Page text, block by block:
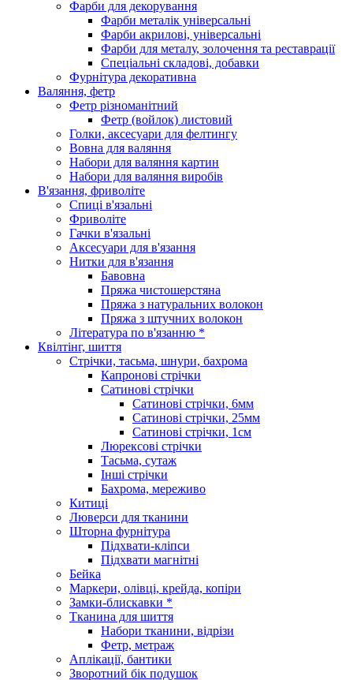
Фарби для декорування
Фарби металік універсальні
Фарби акрилові, універсальні
Фарби для металу, золочення та реставрації
Спеціальні складові, добавки
Фурнітура декоративна
Валяння, фетр
Фетр різноманітний
Фетр (войлок) листовий
Голки, аксесуари для фелтингу
Вовна для валяння
Набори для валяння картин
Набори для валяння виробів
В'язання, фриволіте
Спиці в'язальні
Фриволіте
Гачки в'язальні
Аксесуари для в'язання
Нитки для в'язання
Бавовна
Пряжа чистошерстяна
Пряжа з натуральних волокон
Пряжа з штучних волокон
Література по в'язанню *
Квілтінг, шиття
Стрічки, тасьма, шнури, бахрома
Капронові стрічки
Сатинові стрічки
Сатинові стрічки, 6мм
Сатинові стрічки, 25мм
Сатинові стрічки, 1см
Люрексові стрічки
Тасьма, сутаж
Інші стрічки
Бахрома, мереживо
Китиці
Люверси для тканини
Шторна фурнітура
Підхвати-кліпси
Підхвати магнітні
Бейка
Маркери, олівці, крейда, копіри
Замки-блискавки *
Тканина для шиття
Набори тканини, відрізи
Фетр, метраж
Аплікації, бантики
Зворотний бік подушок